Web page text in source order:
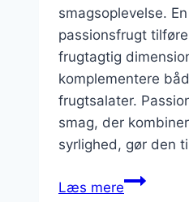
smagsoplevelse.
passionsfrugt
frugtagtig
komplementere
frugtsalater.
smag, der
syrlighed, gør den
Læs mere